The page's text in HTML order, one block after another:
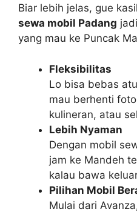
Biar lebih jelas, gue
sewa mobil Padang
yang mau ke Puncak
Fleksibilitas
Lo bisa bebas
mau berhenti
kulineran, atau
Lebih Nyaman
Dengan mobil
jam ke Mandeh
kalau bawa
Pilihan Mobil
Mulai dari